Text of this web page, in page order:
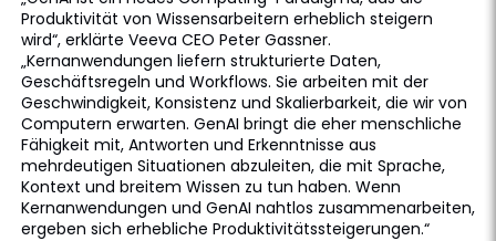
Produktivität von Wissensarbeitern erheblich steigern
wird“, erklärte Veeva CEO Peter Gassner.
„Kernanwendungen liefern strukturierte Daten,
Geschäftsregeln und Workflows. Sie arbeiten mit der
Geschwindigkeit, Konsistenz und Skalierbarkeit, die wir von
Computern erwarten. GenAI bringt die eher menschliche
Fähigkeit mit, Antworten und Erkenntnisse aus
mehrdeutigen Situationen abzuleiten, die mit Sprache,
Kontext und breitem Wissen zu tun haben. Wenn
Kernanwendungen und GenAI nahtlos zusammenarbeiten,
ergeben sich erhebliche Produktivitätssteigerungen.“